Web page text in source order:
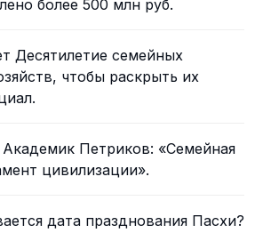
более 500 млн руб.
Десятилетие семейных
чтобы раскрыть их
Петриков: «Семейная
цивилизации».
дата празднования Пасхи?